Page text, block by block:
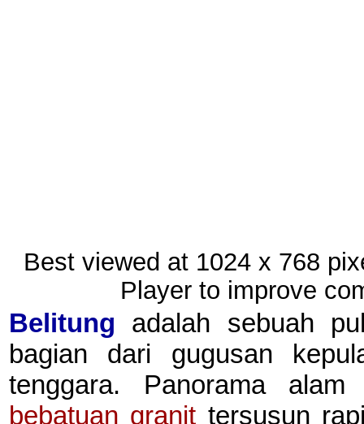
Best viewed at 1024 x 768
Player to improve
Belitung adalah sebuah
bagian dari gugusan
tenggara. Panorama
bebatuan granit tersusun